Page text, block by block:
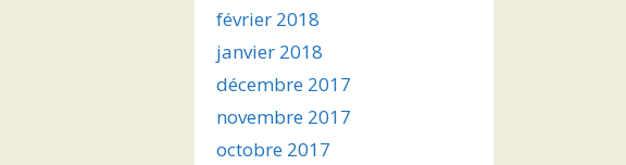
février 2018
janvier 2018
décembre 2017
novembre 2017
octobre 2017